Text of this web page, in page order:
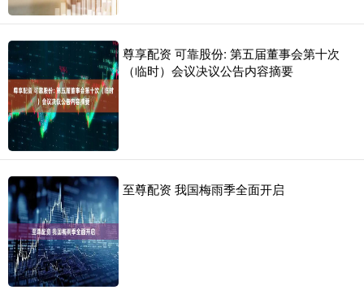
尊享配资 可靠股份: 第五届董事会第十次
（临时）会议决议公告内容摘要
至尊配资 我国梅雨季全面开启